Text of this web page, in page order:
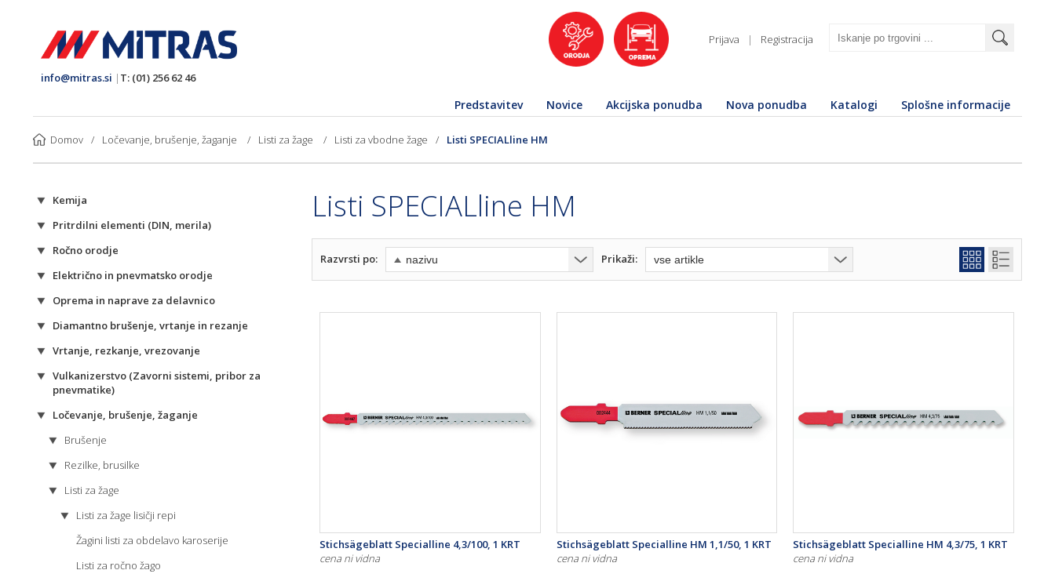
Prijava | Registracija
info@mitras.si | T: (01) 256 62 46
Predstavitev Novice Akcijska ponudba Nova ponudba Katalogi Splošne informacije
Domov / Ločevanje, brušenje, žaganje / Listi za žage / Listi za vbodne žage / Listi SPECIALline HM
Kemija
Pritrdilni elementi (DIN, merila)
Ročno orodje
Električno in pnevmatsko orodje
Oprema in naprave za delavnico
Diamantno brušenje, vrtanje in rezanje
Vrtanje, rezkanje, vrezovanje
Vulkanizerstvo (Zavorni sistemi, pribor za
pnevmatike)
Ločevanje, brušenje, žaganje
Brušenje
Rezilke, brusilke
Listi za žage
Listi za žage lisičji repi
Žagini listi za obdelavo karoserije
Listi za ročno žago
Listi SPECIALline HM
Razvrsti po: Prikaži:
Stichsägeblatt Specialline 4,3/100, 1 KRT
cena ni vidna
Stichsägeblatt Specialline HM 1,1/50, 1 KRT
cena ni vidna
Stichsägeblatt Specialline HM 4,3/75, 1 KRT
cena ni vidna